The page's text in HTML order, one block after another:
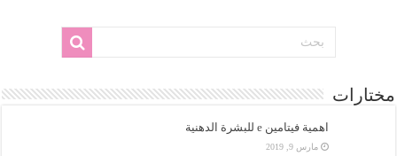
مختارات
اهمية فيتامين e للبشرة الدهنية
مارس 9, 2019